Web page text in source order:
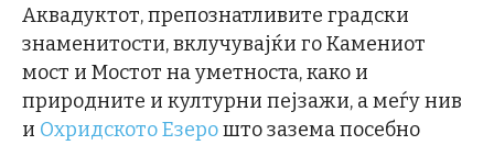
Аквадуктот, препознатливите градски
знаменитости, вклучувајќи го Камениот
мост и Мостот на уметноста, како и
природните и културни пејзажи, а меѓу нив
и Охридското Езерошто зазема посебно